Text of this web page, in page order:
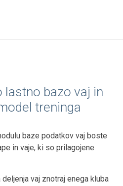
lastno bazo vaj in
treninga
baze podatkov vaj boste
in vaje, ki so prilagojene
vaj znotraj enega kluba